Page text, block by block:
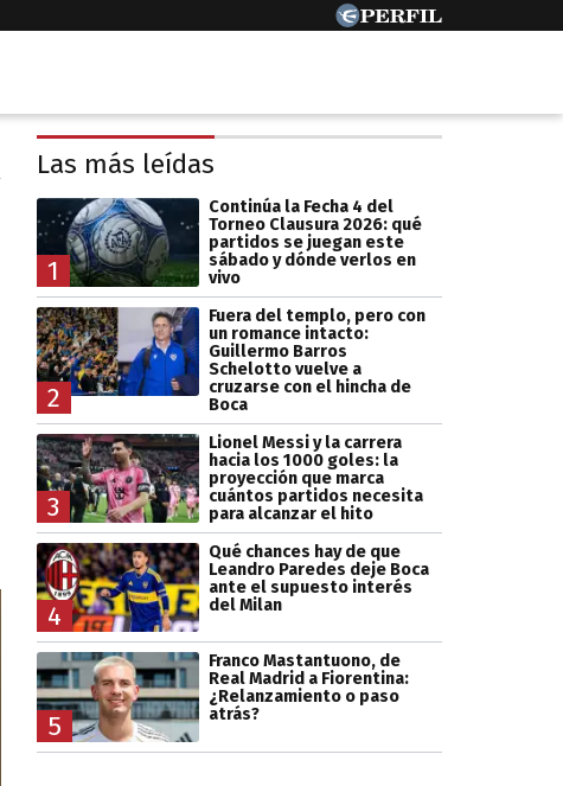
Las más leídas
1
Continúa la Fecha 4 del
Torneo Clausura 2026: qué
partidos se juegan este
sábado y dónde verlos en
vivo
2
Fuera del templo, pero con
un romance intacto:
Guillermo Barros
Schelotto vuelve a
cruzarse con el hincha de
Boca
3
Lionel Messi y la carrera
hacia los 1000 goles: la
proyección que marca
cuántos partidos necesita
para alcanzar el hito
4
Qué chances hay de que
Leandro Paredes deje Boca
ante el supuesto interés
del Milan
5
Franco Mastantuono, de
Real Madrid a Fiorentina:
¿Relanzamiento o paso
atrás?